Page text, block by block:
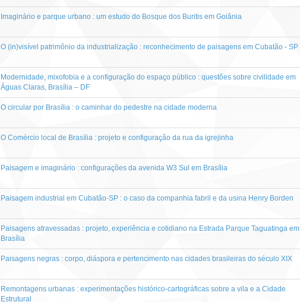
Imaginário e parque urbano : um estudo do Bosque dos Buritis em Goiânia
O (in)visível patrimônio da industrialização : reconhecimento de paisagens em Cubatão - SP
Modernidade, mixofobia e a configuração do espaço público : questões sobre civilidade em
Águas Claras, Brasília – DF
O circular por Brasília : o caminhar do pedestre na cidade moderna
O Comércio local de Brasília : projeto e configuração da rua da igrejinha
Paisagem e imaginário : configurações da avenida W3 Sul em Brasília
Paisagem industrial em Cubatão-SP : o caso da companhia fabril e da usina Henry Borden
Paisagens atravessadas : projeto, experiência e cotidiano na Estrada Parque Taguatinga em
Brasília
Paisagens negras : corpo, diáspora e pertencimento nas cidades brasileiras do século XIX
Remontagens urbanas : experimentações histórico-cartográficas sobre a vila e a Cidade
Estrutural